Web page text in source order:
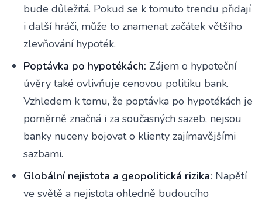
bude důležitá. Pokud se k tomuto trendu přidají
i další hráči, může to znamenat začátek většího
zlevňování hypoték.
Poptávka po hypotékách: Zájem o hypoteční
úvěry také ovlivňuje cenovou politiku bank.
Vzhledem k tomu, že poptávka po hypotékách je
poměrně značná i za současných sazeb, nejsou
banky nuceny bojovat o klienty zajímavějšími
sazbami.
Globální nejistota a geopolitická rizika: Napětí
ve světě a nejistota ohledně budoucího